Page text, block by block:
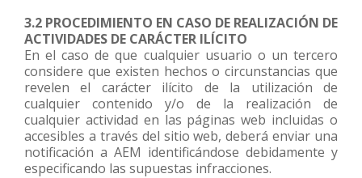
3.2 PROCEDIMIENTO EN CASO DE REALIZACIÓN DE
ACTIVIDADES DE CARÁCTER ILÍCITO
En el caso de que cualquier usuario o un tercero
considere que existen hechos o circunstancias que
revelen el carácter ilícito de la utilización de
cualquier contenido y/o de la realización de
cualquier actividad en las páginas web incluidas o
accesibles a través del sitio web, deberá enviar una
notificación a AEM identificándose debidamente y
especificando las supuestas infracciones.